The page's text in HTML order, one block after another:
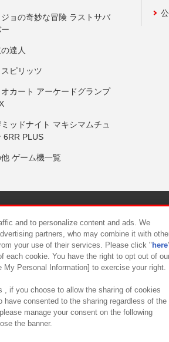
ョの奇妙な冒険 ラストサバ
達人
ピリッツ
カート アーケードグランプ
ッドナイト マキシマムチュ
6RR PLUS
ゲーム機一覧
について カスタマーハラスメント対応方
and to personalize content and ads. We
partners, who may combine it with
your use of their services. Please click " here
each cookie. You have the right to opt out of
Personal Information] to exercise your right.
, if you choose to allow the sharing of cookies
have consented to the sharing regardless of the
manage your consent on the following
the banner.